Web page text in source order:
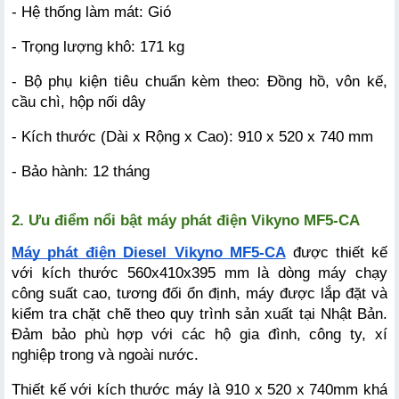
- Hệ thống làm mát: Gió
- Trọng lượng khô: 171 kg
- Bộ phụ kiện tiêu chuẩn kèm theo: Đồng hồ, vôn kế,
cầu chì, hộp nối dây
- Kích thước (Dài x Rộng x Cao): 910 x 520 x 740 mm
- Bảo hành: 12 tháng
2. Ưu điểm nổi bật máy phát điện Vikyno MF5-CA
Máy phát điện Diesel Vikyno MF5-CA được thiết kế
với kích thước 560x410x395 mm là dòng máy chạy
công suất cao, tương đối ổn định, máy được lắp đặt và
kiểm tra chặt chẽ theo quy trình sản xuất tại Nhật Bản.
Đảm bảo phù hợp với các hộ gia đình, công ty, xí
nghiệp trong và ngoài nước.
Thiết kế với kích thước máy là 910 x 520 x 740mm khá